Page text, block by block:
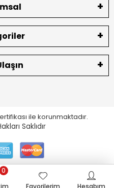
ile korunmaktadır.
Saklıdır
0
Favorilerim
Hesabım